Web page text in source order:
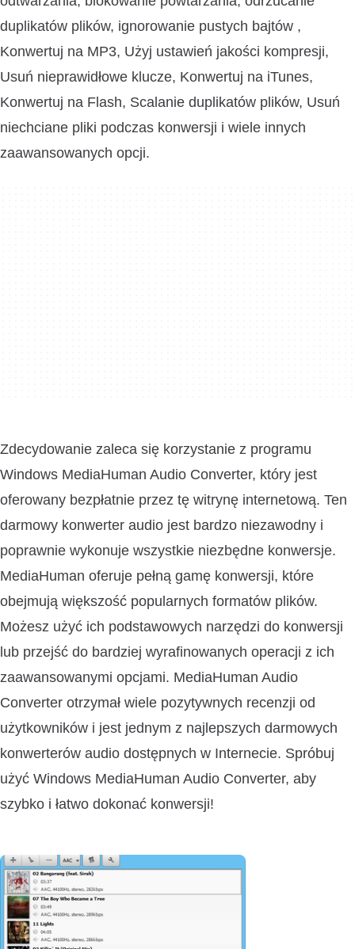
duplikatów plików, ignorowanie pustych bajtów ,
Konwertuj na MP3, Użyj ustawień jakości kompresji,
Usuń nieprawidłowe klucze, Konwertuj na iTunes,
Konwertuj na Flash, Scalanie duplikatów plików, Usuń
niechciane pliki podczas konwersji i wiele innych
zaawansowanych opcji.
Zdecydowanie zaleca się korzystanie z programu
Windows MediaHuman Audio Converter, który jest
oferowany bezpłatnie przez tę witrynę internetową. Ten
darmowy konwerter audio jest bardzo niezawodny i
poprawnie wykonuje wszystkie niezbędne konwersje.
MediaHuman oferuje pełną gamę konwersji, które
obejmują większość popularnych formatów plików.
Możesz użyć ich podstawowych narzędzi do konwersji
lub przejść do bardziej wyrafinowanych operacji z ich
zaawansowanymi opcjami. MediaHuman Audio
Converter otrzymał wiele pozytywnych recenzji od
użytkowników i jest jednym z najlepszych darmowych
konwerterów audio dostępnych w Internecie. Spróbuj
użyć Windows MediaHuman Audio Converter, aby
szybko i łatwo dokonać konwersji!